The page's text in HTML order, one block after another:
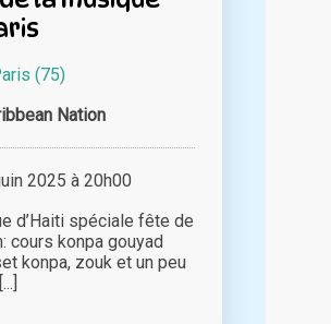
(75)
Nation
2025 à 20h00
d’Haiti spéciale fête de
cours konpa gouyad
konpa, zouk et un peu
[...]